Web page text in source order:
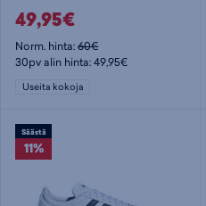
49,95€
Norm. hinta:60€
30pv alin hinta: 49,95€
Useita kokoja
Säästä
11%